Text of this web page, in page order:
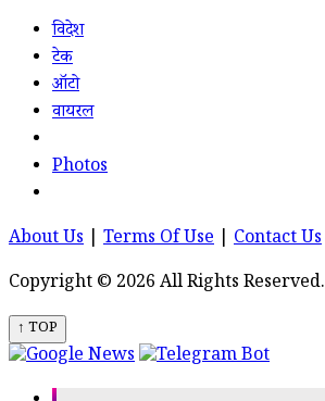
विदेश
टेक
ऑटो
वायरल
Photos
About Us Terms Of Use Contact Us
Copyright © 2026 All Rights Reserved.
↑ TOP